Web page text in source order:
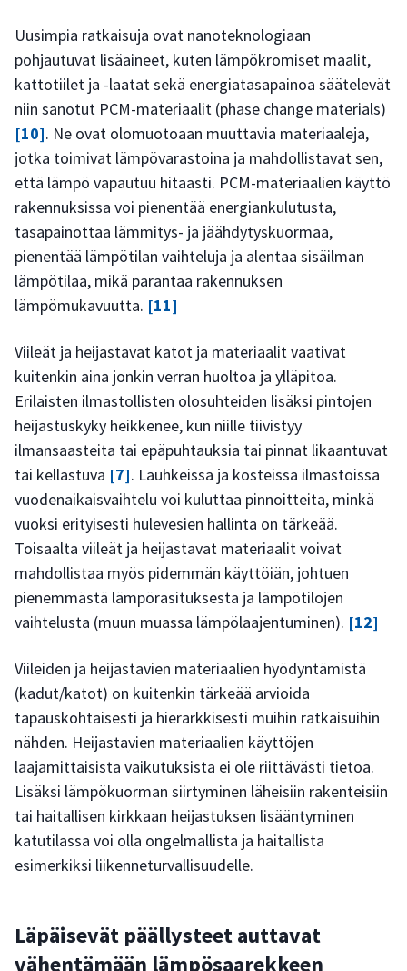
Uusimpia ratkaisuja ovat nanoteknologiaan
pohjautuvat lisäaineet, kuten lämpökromiset maalit,
kattotiilet ja -laatat sekä energiatasapainoa säätelevät
niin sanotut PCM-materiaalit (phase change materials)
[10]. Ne ovat olomuotoaan muuttavia materiaaleja,
jotka toimivat lämpövarastoina ja mahdollistavat sen,
että lämpö vapautuu hitaasti. PCM-materiaalien käyttö
rakennuksissa voi pienentää energiankulutusta,
tasapainottaa lämmitys- ja jäähdytyskuormaa,
pienentää lämpötilan vaihteluja ja alentaa sisäilman
lämpötilaa, mikä parantaa rakennuksen
lämpömukavuutta. [11]
Viileät ja heijastavat katot ja materiaalit vaativat
kuitenkin aina jonkin verran huoltoa ja ylläpitoa.
Erilaisten ilmastollisten olosuhteiden lisäksi pintojen
heijastuskyky heikkenee, kun niille tiivistyy
ilmansaasteita tai epäpuhtauksia tai pinnat likaantuvat
tai kellastuva [7]. Lauhkeissa ja kosteissa ilmastoissa
vuodenaikaisvaihtelu voi kuluttaa pinnoitteita, minkä
vuoksi erityisesti hulevesien hallinta on tärkeää.
Toisaalta viileät ja heijastavat materiaalit voivat
mahdollistaa myös pidemmän käyttöiän, johtuen
pienemmästä lämpörasituksesta ja lämpötilojen
vaihtelusta (muun muassa lämpölaajentuminen). [12]
Viileiden ja heijastavien materiaalien hyödyntämistä
(kadut/katot) on kuitenkin tärkeää arvioida
tapauskohtaisesti ja hierarkkisesti muihin ratkaisuihin
nähden. Heijastavien materiaalien käyttöjen
laajamittaisista vaikutuksista ei ole riittävästi tietoa.
Lisäksi lämpökuorman siirtyminen läheisiin rakenteisiin
tai haitallisen kirkkaan heijastuksen lisääntyminen
katutilassa voi olla ongelmallista ja haitallista
esimerkiksi liikenneturvallisuudelle.
Läpäisevät päällysteet auttavat
vähentämään lämpösaarekkeen